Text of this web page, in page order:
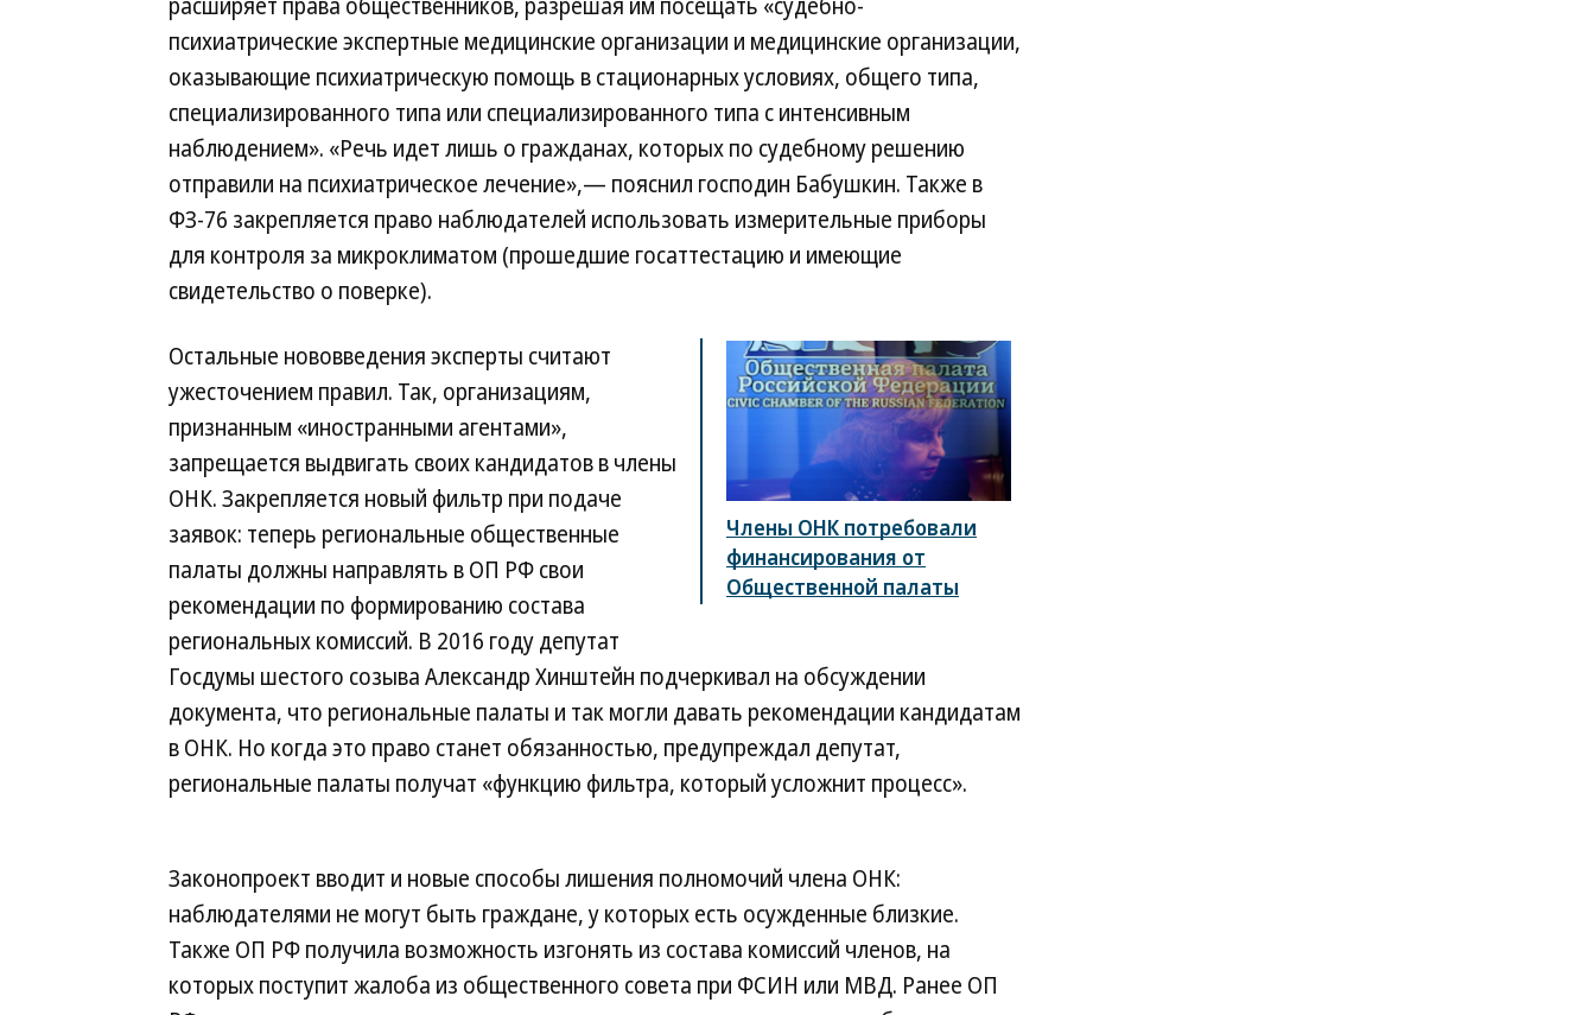
психиатрические экспертные медицинские организации и медицинские организации,
оказывающие психиатрическую помощь в стационарных условиях, общего типа,
специализированного типа или специализированного типа с интенсивным
наблюдением». «Речь идет лишь о гражданах, которых по судебному решению
отправили на психиатрическое лечение»,— пояснил господин Бабушкин. Также в
ФЗ-76 закрепляется право наблюдателей использовать измерительные приборы
для контроля за микроклиматом (прошедшие госаттестацию и имеющие
свидетельство о поверке).
Члены ОНК потребовали
финансирования от
Общественной палаты
Остальные нововведения эксперты считают
ужесточением правил. Так, организациям,
признанным «иностранными агентами»,
запрещается выдвигать своих кандидатов в члены
ОНК. Закрепляется новый фильтр при подаче
заявок: теперь региональные общественные
палаты должны направлять в ОП РФ свои
рекомендации по формированию состава
региональных комиссий. В 2016 году депутат
Госдумы шестого созыва Александр Хинштейн подчеркивал на обсуждении
документа, что региональные палаты и так могли давать рекомендации кандидатам
в ОНК. Но когда это право станет обязанностью, предупреждал депутат,
региональные палаты получат «функцию фильтра, который усложнит процесс».
Законопроект вводит и новые способы лишения полномочий члена ОНК:
наблюдателями не могут быть граждане, у которых есть осужденные близкие.
Также ОП РФ получила возможность изгонять из состава комиссий членов, на
которых поступит жалоба из общественного совета при ФСИН или МВД. Ранее ОП